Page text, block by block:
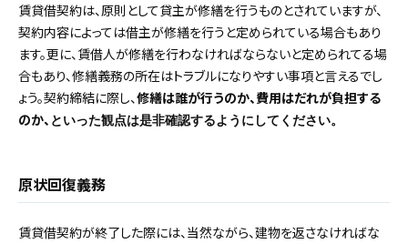
賃貸借契約は、原則として貸主が修繕を行うものとされていますが、
契約内容によっては借主が修繕を行うと定められている場合もあり
ます。更に、賃借人が修繕を行わなければならないと定められてる場
合もあり、修繕義務の所在はトラブルになりやすい事項と言えるでし
ょう。契約締結に際し、修繕は誰が行うのか、費用はだれが負担する
のか、 といった観点は是非確認するようにしてください。
原状回復義務
賃貸借契約が終了した際には、当然ながら、建物を返さなければな